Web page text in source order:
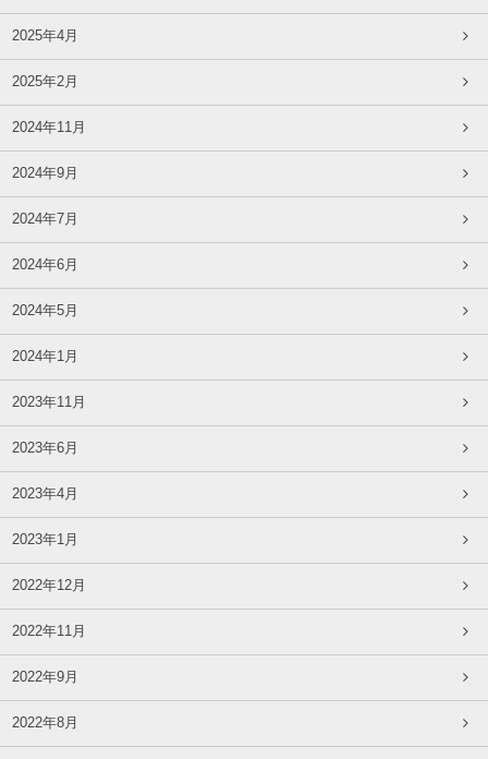
2025年4月
2025年2月
2024年11月
2024年9月
2024年7月
2024年6月
2024年5月
2024年1月
2023年11月
2023年6月
2023年4月
2023年1月
2022年12月
2022年11月
2022年9月
2022年8月